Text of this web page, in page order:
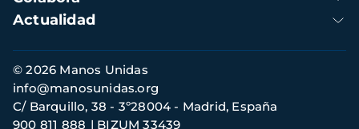
Actualidad
Información
de
contacto
© 2026 Manos Unidas
C/ Barquillo, 38 - 3º28004 - Madrid, España
900 811 888
BIZUM 33439
info@manosunidas.org